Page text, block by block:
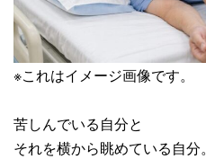
※これはイメージ画像です。
苦しんでいる自分と
それを横から眺めている自分。